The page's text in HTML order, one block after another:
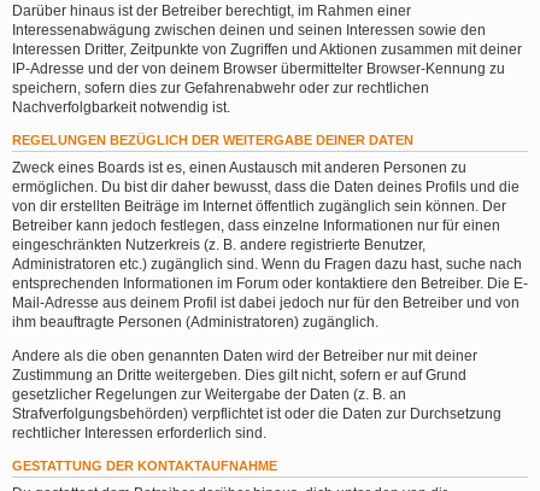
Darüber hinaus ist der Betreiber berechtigt, im Rahmen einer
Interessenabwägung zwischen deinen und seinen Interessen sowie den
Interessen Dritter, Zeitpunkte von Zugriffen und Aktionen zusammen mit deiner
IP-Adresse und der von deinem Browser übermittelter Browser-Kennung zu
speichern, sofern dies zur Gefahrenabwehr oder zur rechtlichen
Nachverfolgbarkeit notwendig ist.
REGELUNGEN BEZÜGLICH DER WEITERGABE DEINER DATEN
Zweck eines Boards ist es, einen Austausch mit anderen Personen zu
ermöglichen. Du bist dir daher bewusst, dass die Daten deines Profils und die
von dir erstellten Beiträge im Internet öffentlich zugänglich sein können. Der
Betreiber kann jedoch festlegen, dass einzelne Informationen nur für einen
eingeschränkten Nutzerkreis (z. B. andere registrierte Benutzer,
Administratoren etc.) zugänglich sind. Wenn du Fragen dazu hast, suche nach
entsprechenden Informationen im Forum oder kontaktiere den Betreiber. Die E-
Mail-Adresse aus deinem Profil ist dabei jedoch nur für den Betreiber und von
ihm beauftragte Personen (Administratoren) zugänglich.
Andere als die oben genannten Daten wird der Betreiber nur mit deiner
Zustimmung an Dritte weitergeben. Dies gilt nicht, sofern er auf Grund
gesetzlicher Regelungen zur Weitergabe der Daten (z. B. an
Strafverfolgungsbehörden) verpflichtet ist oder die Daten zur Durchsetzung
rechtlicher Interessen erforderlich sind.
GESTATTUNG DER KONTAKTAUFNAHME